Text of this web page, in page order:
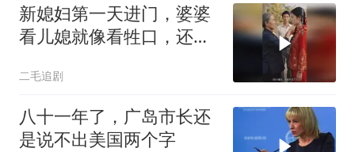
新媳妇第一天进门，婆婆
看儿媳就像看牲口，还让
二毛追剧
八十一年了，广岛市长还
是说不出美国两个字